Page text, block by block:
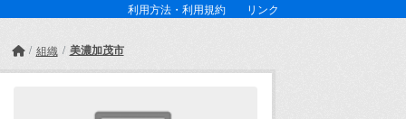
利用方法・利用規約 リンク
組織 美濃加茂市